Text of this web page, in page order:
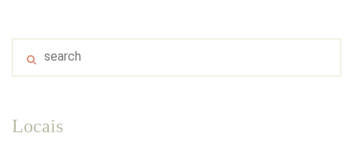
Locais